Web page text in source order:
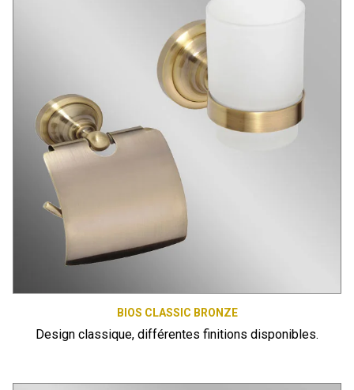
BIOS CLASSIC BRONZE
Design classique, différentes finitions disponibles.